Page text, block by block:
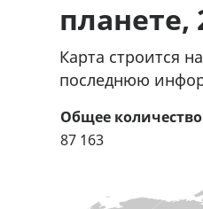
планете,
Карта строится
последнюю
Общее
87 163